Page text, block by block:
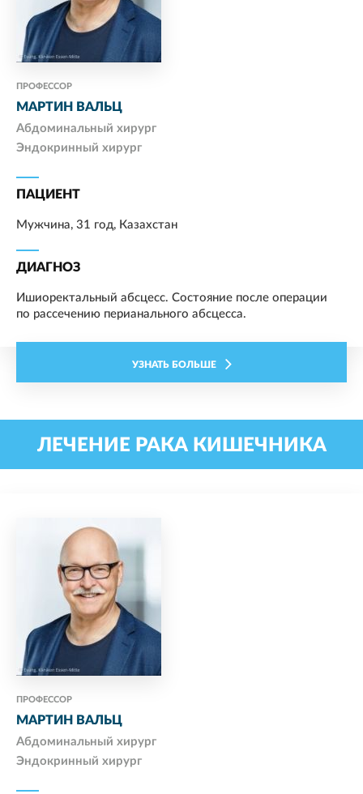
ПРОФЕССОР
МАРТИН ВАЛЬЦ
Абдоминальный хирург
Эндокринный хирург
ПАЦИЕНТ
Мужчина, 31 год, Казахстан
ДИАГНОЗ
Ишиоректальный абсцесс. Состояние после операции
по рассечению перианального абсцесса.
УЗНАТЬ БОЛЬШЕ
ЛЕЧЕНИЕ РАКА КИШЕЧНИКА
ПРОФЕССОР
МАРТИН ВАЛЬЦ
Абдоминальный хирург
Эндокринный хирург